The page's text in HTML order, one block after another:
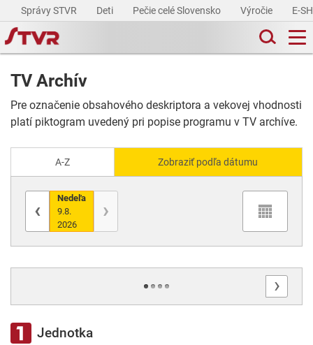
Správy STVR Deti Pečie celé Slovensko Výročie E-
TV Archív
Pre označenie obsahového deskriptora a vekovej vhodnosti
platí piktogram uvedený pri popise programu v TV archíve.
A-Z Zobraziť podľa dátumu
‹
Nedeľa
9.8.
2026
›
›
Jednotka